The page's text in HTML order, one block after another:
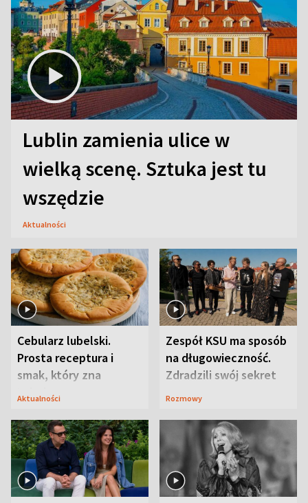
Lublin zamienia ulice w
wielką scenę. Sztuka jest tu
wszędzie
Aktualności
Cebularz lubelski.
Prosta receptura i
smak, który zna
Lubelszczyzna
Aktualności
Zespół KSU ma sposób
na długowieczność.
Zdradzili swój sekret
Rozmowy